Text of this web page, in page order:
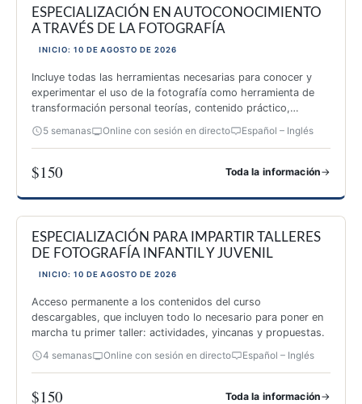
ESPECIALIZACIÓN EN AUTOCONOCIMIENTO
A TRAVÉS DE LA FOTOGRAFÍA
INICIO: 10 DE AGOSTO DE 2026
Incluye todas las herramientas necesarias para conocer y
experimentar el uso de la fotografía como herramienta de
transformación personal teorías, contenido práctico,
inspiración y 26 actividades originales.
5 semanas Online con sesión en directo Español – Inglés
$150 Toda la información→
ESPECIALIZACIÓN PARA IMPARTIR TALLERES
DE FOTOGRAFÍA INFANTIL Y JUVENIL
INICIO: 10 DE AGOSTO DE 2026
Acceso permanente a los contenidos del curso
descargables, que incluyen todo lo necesario para poner en
marcha tu primer taller: actividades, yincanas y propuestas.
4 semanas Online con sesión en directo Español – Inglés
$150 Toda la información→